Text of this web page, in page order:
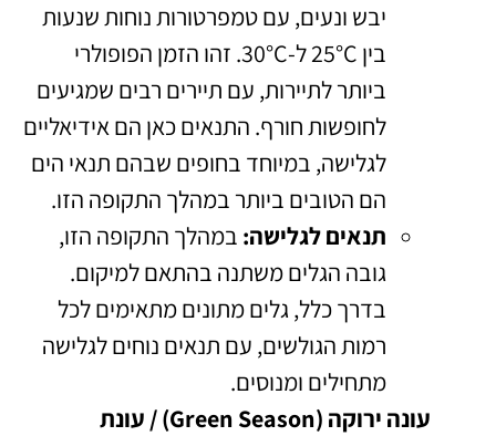
יבש ונעים, עם טמפרטורות נוחות שנעות
בין 25°C ל-30°C. זהו הזמן הפופולרי
ביותר לתיירות, עם תיירים רבים שמגיעים
לחופשות חורף. התנאים כאן הם אידיאליים
לגלישה, במיוחד בחופים שבהם תנאי הים
הם הטובים ביותר במהלך התקופה הזו.
תנאים לגלישה: במהלך התקופה הזו,
גובה הגלים משתנה בהתאם למיקום.
בדרך כלל, גלים מתונים מתאימים לכל
רמות הגולשים, עם תנאים נוחים לגלישה
מתחילים ומנוסים.
עונה ירוקה (Green Season) / עונת